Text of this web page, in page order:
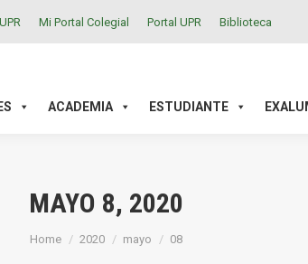
UPR Mi Portal Colegial Portal UPR Biblioteca
ACADEMIA ESTUDIANTE
MAYO 8, 2020
You are here:
Home 2020 mayo 08